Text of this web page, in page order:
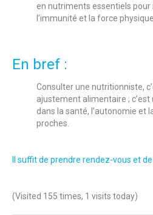
en nutriments essentiels pour
l’immunité et la force
En bref :
Consulter une nutritionniste,
ajustement alimentaire ;
dans la santé, l’autonomie et
proches.
Il suffit de prendre rendez-vous et
(Visited 155 times, 1 visits today)